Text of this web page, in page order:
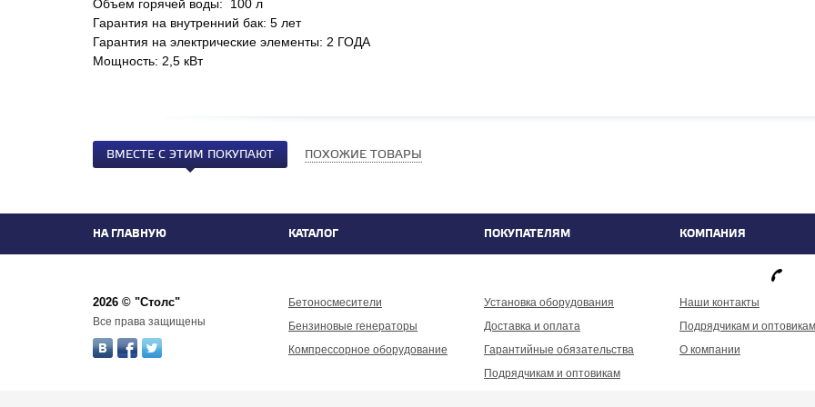
Объем горячей воды: 100 л
Гарантия на внутренний бак: 5 лет
Гарантия на электрические элементы: 2 ГОДА
Мощность: 2,5 кВт
ВМЕСТЕ С ЭТИМ ПОКУПАЮТ ПОХОЖИЕ ТОВАРЫ
НА ГЛАВНУЮ КАТАЛОГ ПОКУПАТЕЛЯМ КОМПАНИЯ
2026 © "Столс"
Все права защищены
Бетоносмесители
Бензиновые генераторы
Компрессорное оборудование
Установка оборудования
Доставка и оплата
Гарантийные обязательства
Подрядчикам и оптовикам
Наши контакты
Подрядчикам и оптовикам
О компании